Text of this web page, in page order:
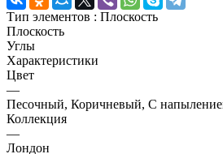
Тип элементов : Плоскость
Плоскость
Углы
Характеристики
Цвет
—
Песочный, Коричневый, С
Коллекция
—
Лондон